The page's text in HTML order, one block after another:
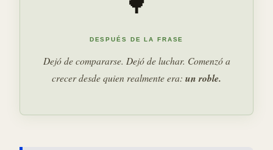
DESPUÉS DE LA FRASE
Dejó de compararse. Dejó de luchar. Comenzó a
crecer desde quien realmente era: un roble.